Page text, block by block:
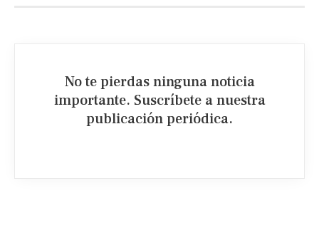
No te pierdas ninguna noticia
importante. Suscríbete a nuestra
publicación periódica.​